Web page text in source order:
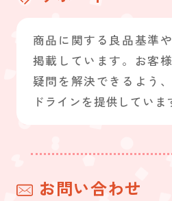
商品に関する良品基準
掲載しています。お客
疑問を解決できるよう
ドラインを提供していま
お問い合わせ